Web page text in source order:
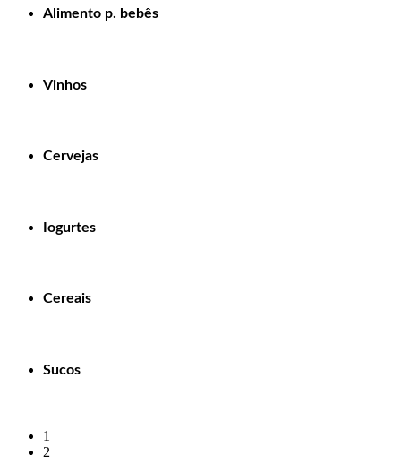
Alimento p. bebês
Vinhos
Cervejas
Iogurtes
Cereais
Sucos
1
2